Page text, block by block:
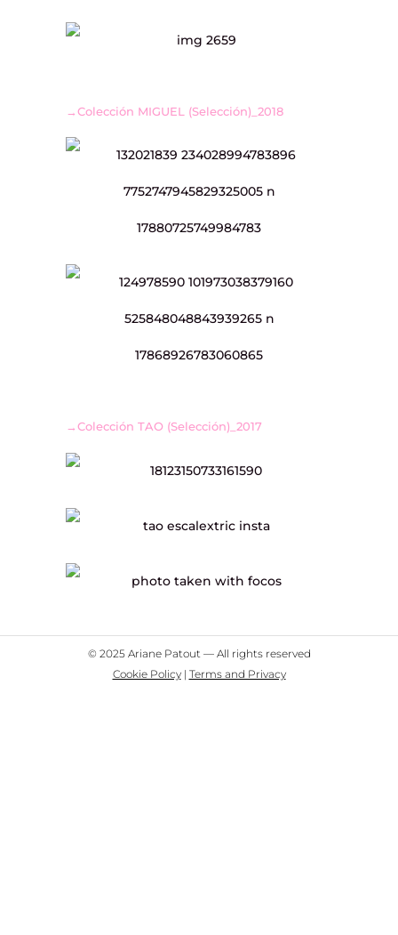
→Colección MIGUEL (Selección)_2018
→Colección TAO (Selección)_2017
© 2025 Ariane Patout — All rights reserved
Cookie Policy| Terms and Privacy